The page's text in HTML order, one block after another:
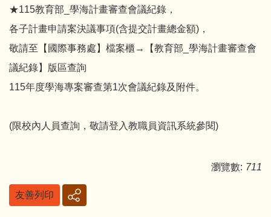
★115教育部_學海計畫審查會議紀錄，
各子計畫申請案決議事項(含提交計畫總金額)，
敬請至【國際事務處】檔案櫃→【教育部_學海計畫審查會
議紀錄】版區查詢
115年度學海專案審查第1次會議紀錄及附件。
(限校內人員查詢，敬請登入教職員資訊系統參閱)
瀏覽數: 711
友善列印